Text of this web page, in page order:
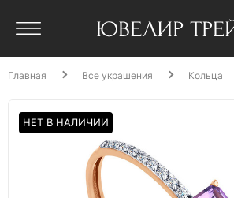
Главная Все украшения Кольца
НЕТ В НАЛИЧИИ